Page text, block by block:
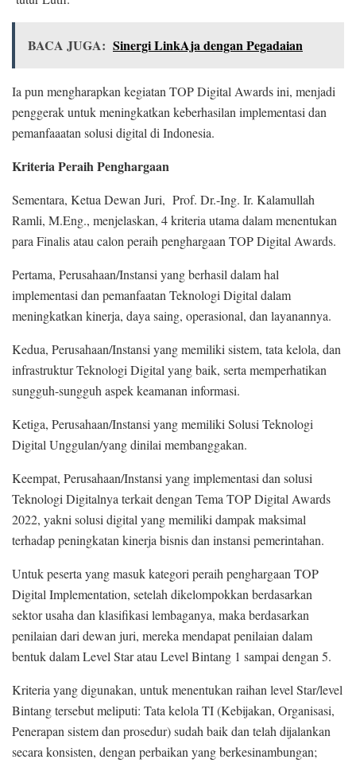
BACA JUGA: Sinergi LinkAja dengan Pegadaian
Ia pun mengharapkan kegiatan TOP Digital Awards ini, menjadi
penggerak untuk meningkatkan keberhasilan implementasi dan
pemanfaaatan solusi digital di Indonesia.
Kriteria Peraih Penghargaan
Sementara, Ketua Dewan Juri, Prof. Dr.-Ing. Ir. Kalamullah
Ramli, M.Eng., menjelaskan, 4 kriteria utama dalam menentukan
para Finalis atau calon peraih penghargaan TOP Digital Awards.
Pertama, Perusahaan/Instansi yang berhasil dalam hal
implementasi dan pemanfaatan Teknologi Digital dalam
meningkatkan kinerja, daya saing, operasional, dan layanannya.
Kedua, Perusahaan/Instansi yang memiliki sistem, tata kelola, dan
infrastruktur Teknologi Digital yang baik, serta memperhatikan
sungguh-sungguh aspek keamanan informasi.
Ketiga, Perusahaan/Instansi yang memiliki Solusi Teknologi
Digital Unggulan/yang dinilai membanggakan.
Keempat, Perusahaan/Instansi yang implementasi dan solusi
Teknologi Digitalnya terkait dengan Tema TOP Digital Awards
2022, yakni solusi digital yang memiliki dampak maksimal
terhadap peningkatan kinerja bisnis dan instansi pemerintahan.
Untuk peserta yang masuk kategori peraih penghargaan TOP
Digital Implementation, setelah dikelompokkan berdasarkan
sektor usaha dan klasifikasi lembaganya, maka berdasarkan
penilaian dari dewan juri, mereka mendapat penilaian dalam
bentuk dalam Level Star atau Level Bintang 1 sampai dengan 5.
Kriteria yang digunakan, untuk menentukan raihan level Star/level
Bintang tersebut meliputi: Tata kelola TI (Kebijakan, Organisasi,
Penerapan sistem dan prosedur) sudah baik dan telah dijalankan
secara konsisten, dengan perbaikan yang berkesinambungan;